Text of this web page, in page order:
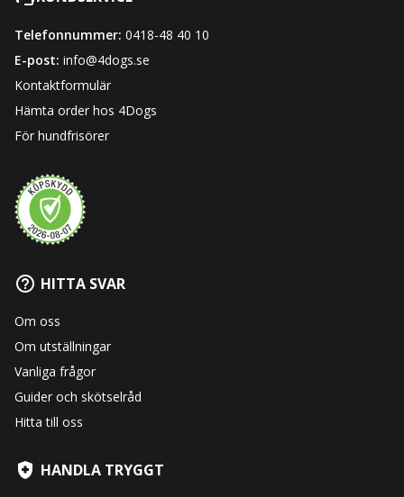
Telefonnummer: 0418-48 40 10
E-post: info@4dogs.se
Kontaktformulär
Hämta order hos 4Dogs
För hundfrisörer
HITTA SVAR
Om oss
Om utställningar
Vanliga frågor
Guider och skötselråd
Hitta till oss
HANDLA TRYGGT